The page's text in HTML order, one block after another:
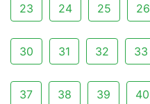
23 24 25 26
30 31 32 33
37 38 39 40